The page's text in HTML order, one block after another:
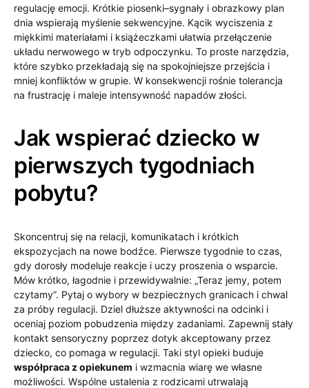
regulację emocji. Krótkie piosenki–sygnały i obrazkowy plan
dnia wspierają myślenie sekwencyjne. Kącik wyciszenia z
miękkimi materiałami i książeczkami ułatwia przełączenie
układu nerwowego w tryb odpoczynku. To proste narzędzia,
które szybko przekładają się na spokojniejsze przejścia i
mniej konfliktów w grupie. W konsekwencji rośnie tolerancja
na frustrację i maleje intensywność napadów złości.
Jak wspierać dziecko w
pierwszych tygodniach
pobytu?
Skoncentruj się na relacji, komunikatach i krótkich
ekspozycjach na nowe bodźce. Pierwsze tygodnie to czas,
gdy dorosły modeluje reakcje i uczy proszenia o wsparcie.
Mów krótko, łagodnie i przewidywalnie: „Teraz jemy, potem
czytamy”. Pytaj o wybory w bezpiecznych granicach i chwal
za próby regulacji. Dziel dłuższe aktywności na odcinki i
oceniaj poziom pobudzenia między zadaniami. Zapewnij stały
kontakt sensoryczny poprzez dotyk akceptowany przez
dziecko, co pomaga w regulacji. Taki styl opieki buduje
współpraca z opiekunem i wzmacnia wiarę we własne
możliwości. Wspólne ustalenia z rodzicami utrwalają